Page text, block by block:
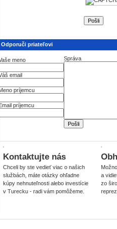
Odporuči priateľovi
meno
email
príjemcu
príjemcu
Správa
Kontaktujte nás
Chceli by ste vedieť viac o našich
službách, máte otázky ohľadne
kúpy nehnuteľnosti alebo investície
v Turecku - radi vám pomôžeme.
a
zo